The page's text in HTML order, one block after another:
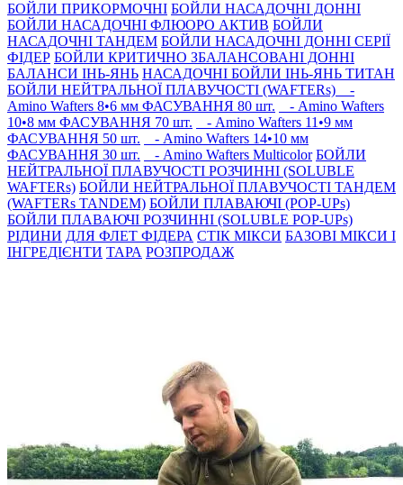
БОЙЛИ ПРИКОРМОЧНI БОЙЛИ НАСАДОЧНI ДОННI
БОЙЛИ НАСАДОЧНІ ФЛЮОРО АКТИВ БОЙЛИ
НАСАДОЧНІ ТАНДЕМ БОЙЛИ НАСАДОЧНI ДОННI СЕРIÏ
ФIДЕР БОЙЛИ КРИТИЧНО ЗБАЛАНСОВАНІ ДОННІ
БАЛАНСИ ІНЬ-ЯНЬ НАСАДОЧНІ БОЙЛИ ІНЬ-ЯНЬ ТИТАН
БОЙЛИ НЕЙТРАЛЬНОÏ ПЛАВУЧОСТI (WAFTERs)
-
Amino Wafters 8•6 мм ФАСУВАННЯ 80 шт.
- Amino Wafters
10•8 мм ФАСУВАННЯ 70 шт.
- Amino Wafters 11•9 мм
ФАСУВАННЯ 50 шт.
- Amino Wafters 14•10 мм
ФАСУВАННЯ 30 шт.
- Amino Wafters Multicolor БОЙЛИ
НЕЙТРАЛЬНОЇ ПЛАВУЧОСТІ РОЗЧИННІ (SOLUBLE
WAFTERs) БОЙЛИ НЕЙТРАЛЬНОЇ ПЛАВУЧОСТІ ТАНДЕМ
(WAFTERs TANDEM) БОЙЛИ ПЛАВАЮЧІ (POP-UPs)
БОЙЛИ ПЛАВАЮЧI РОЗЧИННI (SOLUBLE POP-UPs)
РIДИНИ ДЛЯ ФЛЕТ ФІДЕРА СТIК МIКСИ БАЗОВІ МІКСИ І
ІНГРЕДІЄНТИ ТАРА РОЗПРОДАЖ